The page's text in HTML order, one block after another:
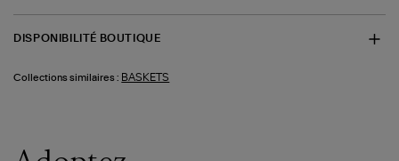
DISPONIBILITÉ BOUTIQUE
Collections similaires : BASKETS